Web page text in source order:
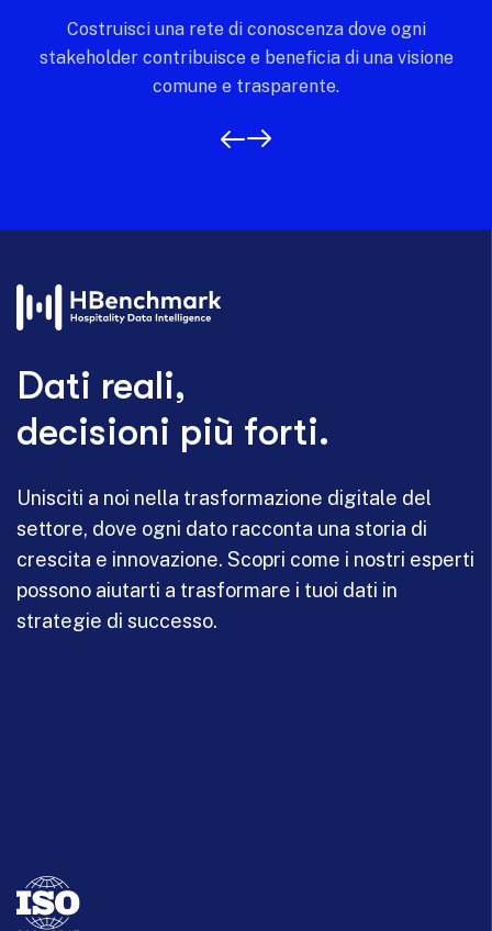
Costruisci una rete di conoscenza dove ogni
stakeholder contribuisce e beneficia di una visione
comune e trasparente.
Dati reali,
decisioni più forti.
Unisciti a noi nella trasformazione digitale del
settore, dove ogni dato racconta una storia di
crescita e innovazione. Scopri come i nostri esperti
possono aiutarti a trasformare i tuoi dati in
strategie di successo.